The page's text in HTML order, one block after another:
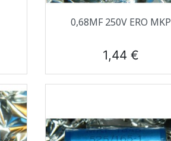
Aperçu rapide
0,68ΜF 250V ERO MKP
Prix
1,44 €